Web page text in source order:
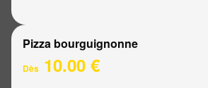
Pizza bourguignonne
Dès 10.00 €